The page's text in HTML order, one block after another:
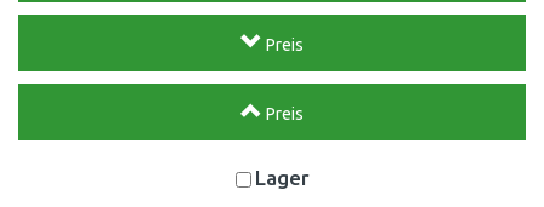
Preis
Preis
Lager